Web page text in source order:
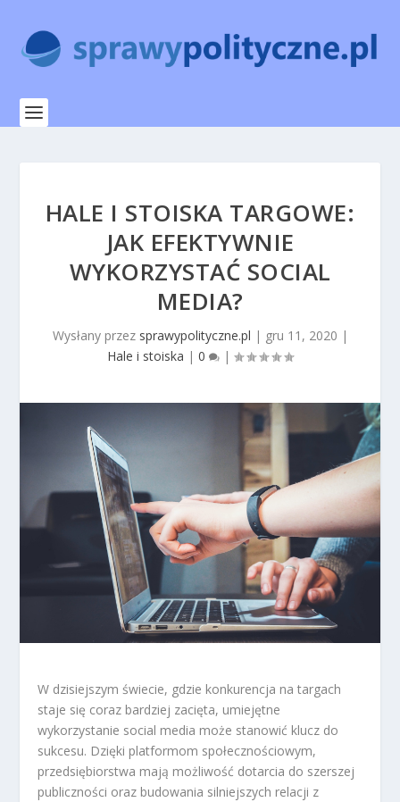
HALE I STOISKA TARGOWE:
JAK EFEKTYWNIE
WYKORZYSTAĆ SOCIAL
MEDIA?
Wysłany przez sprawypolityczne.pl | gru 11, 2020 |
Hale i stoiska | 0 |
W dzisiejszym świecie, gdzie konkurencja na targach
staje się coraz bardziej zacięta, umiejętne
wykorzystanie social media może stanowić klucz do
sukcesu. Dzięki platformom społecznościowym,
przedsiębiorstwa mają możliwość dotarcia do szerszej
publiczności oraz budowania silniejszych relacji z